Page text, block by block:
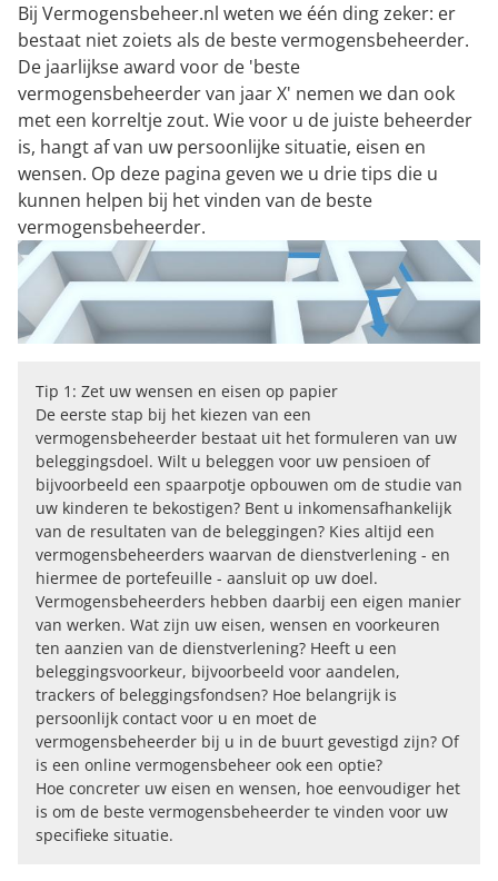
Bij Vermogensbeheer.nl weten we één ding zeker: er
bestaat niet zoiets als de beste vermogensbeheerder.
De jaarlijkse award voor de 'beste
vermogensbeheerder van jaar X' nemen we dan ook
met een korreltje zout. Wie voor u de juiste beheerder
is, hangt af van uw persoonlijke situatie, eisen en
wensen. Op deze pagina geven we u drie tips die u
kunnen helpen bij het vinden van de beste
vermogensbeheerder.
Tip 1: Zet uw wensen en eisen op papier
De eerste stap bij het kiezen van een
vermogensbeheerder bestaat uit het formuleren van uw
beleggingsdoel. Wilt u beleggen voor uw pensioen of
bijvoorbeeld een spaarpotje opbouwen om de studie van
uw kinderen te bekostigen? Bent u inkomensafhankelijk
van de resultaten van de beleggingen? Kies altijd een
vermogensbeheerders waarvan de dienstverlening - en
hiermee de portefeuille - aansluit op uw doel.
Vermogensbeheerders hebben daarbij een eigen manier
van werken. Wat zijn uw eisen, wensen en voorkeuren
ten aanzien van de dienstverlening? Heeft u een
beleggingsvoorkeur, bijvoorbeeld voor aandelen,
trackers of beleggingsfondsen? Hoe belangrijk is
persoonlijk contact voor u en moet de
vermogensbeheerder bij u in de buurt gevestigd zijn? Of
is een online vermogensbeheer ook een optie?
Hoe concreter uw eisen en wensen, hoe eenvoudiger het
is om de beste vermogensbeheerder te vinden voor uw
specifieke situatie.